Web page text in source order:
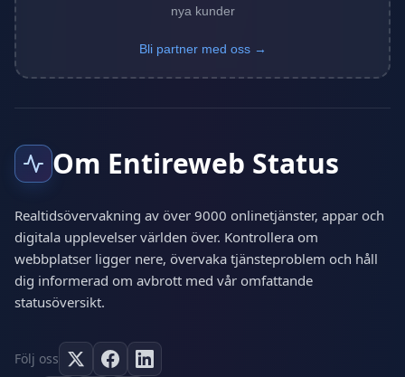
nya kunder
Bli partner med oss →
Om Entireweb Status
Realtidsövervakning av över 9000 onlinetjänster, appar och
digitala upplevelser världen över. Kontrollera om
webbplatser ligger nere, övervaka tjänsteproblem och håll
dig informerad om avbrott med vår omfattande
statusöversikt.
Följ oss